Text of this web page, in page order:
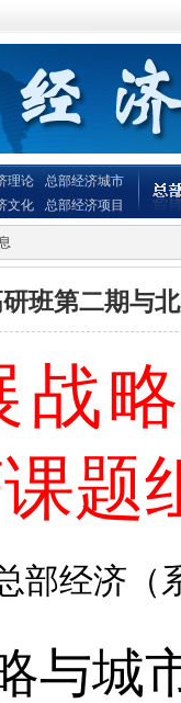
理论
文化
总部经济城市
总部经济项目
班第二期与
战
题
部经济（
与城